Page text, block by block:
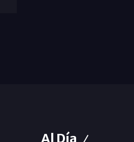
Al Día